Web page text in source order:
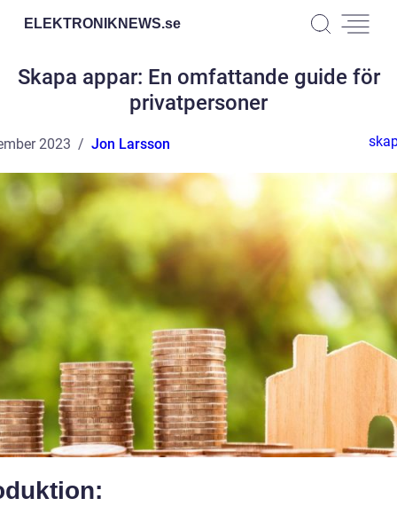
ELEKTRONIKNEWS.se
Skapa appar: En omfattande guide för
privatpersoner
2023 Jon Larsson